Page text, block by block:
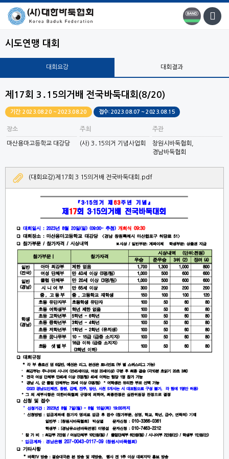
시도연맹 대회
대회요강 대회결과
제17회 3․15의거배 전국바둑대회(8/20)
기간: 2023.08.20 ~ 2023.08.20 접수: 2023.08.07 ~ 2023.08.15
장소
마산용마고등학교 대강당
주최
(사) 3․15의거 기념사업회
주관
창원시바둑협회,
경남바둑협회
(대회요강)제17회 3 15의거배 전국바둑대회.pdf